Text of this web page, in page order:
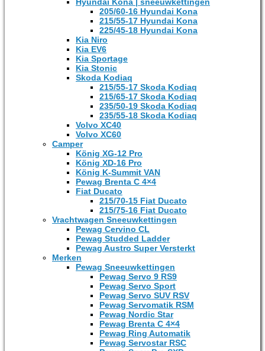
205/60-16 Hyundai Kona
215/55-17 Hyundai Kona
225/45-18 Hyundai Kona
Kia Niro
Kia EV6
Kia Sportage
Kia Stonic
Skoda Kodiaq
215/55-17 Skoda Kodiaq
215/65-17 Skoda Kodiaq
235/50-19 Skoda Kodiaq
235/55-18 Skoda Kodiaq
Volvo XC40
Volvo XC60
Camper
König XG-12 Pro
König XD-16 Pro
König K-Summit VAN
Pewag Brenta C 4×4
Fiat Ducato
215/70-15 Fiat Ducato
215/75-16 Fiat Ducato
Vrachtwagen Sneeuwkettingen
Pewag Cervino CL
Pewag Studded Ladder
Pewag Austro Super Versterkt
Merken
Pewag Sneeuwkettingen
Pewag Servo 9 RS9
Pewag Servo Sport
Pewag Servo SUV RSV
Pewag Servomatik RSM
Pewag Nordic Star
Pewag Brenta C 4×4
Pewag Ring Automatik
Pewag Servostar RSC